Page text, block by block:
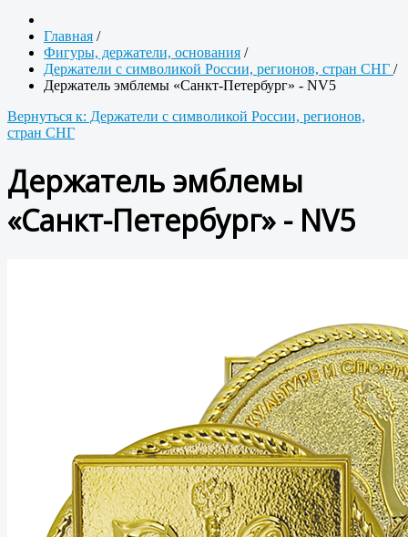
Главная /
Фигуры, держатели, основания /
Держатели с символикой России, регионов, стран СНГ /
Держатель эмблемы «Санкт-Петербург» - NV5
Вернуться к: Держатели с символикой России, регионов,
стран СНГ
Держатель эмблемы
«Санкт-Петербург» - NV5